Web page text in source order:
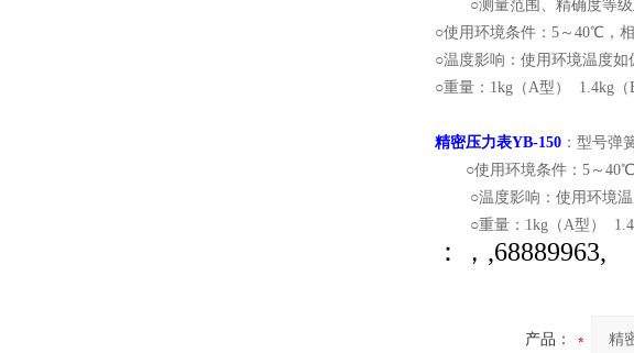
○测量范围、精确度等级
○使用环境条件：5～40℃，
○温度影响：使用环境温度
○重量：1kg（A型） 1.4kg（
精密压力表YB-150 ：型号弹
○使用环境条件：5～40℃
○温度影响：使用环境温
○重量：1kg（A型）
：，,68889963,
产品：